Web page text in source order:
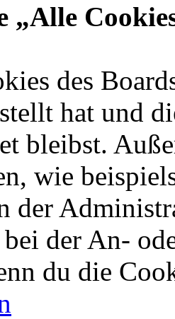
„Alle
des
hat und
bleibst.
wie
der
der An-
du die